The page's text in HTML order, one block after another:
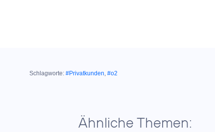
Schlagworte: #Privatkunden, #o2
Ähnliche Themen: